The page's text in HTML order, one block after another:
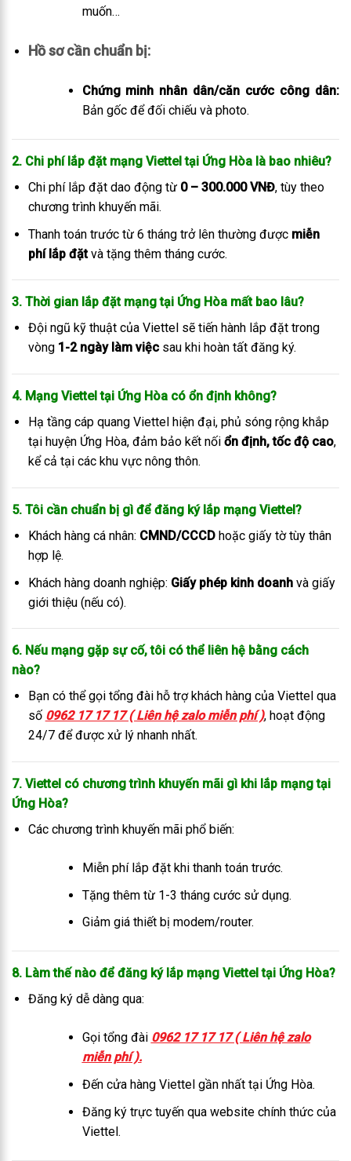
muốn…
Hồ sơ cần chuẩn bị:
Chứng minh nhân dân/căn cước công dân:
Bản gốc để đối chiếu và photo.
2. Chi phí lắp đặt mạng Viettel tại Ứng Hòa là bao nhiêu?
Chi phí lắp đặt dao động từ 0 – 300.000 VNĐ, tùy theo
chương trình khuyến mãi.
Thanh toán trước từ 6 tháng trở lên thường được miễn
phí lắp đặtvà tặng thêm tháng cước.
3. Thời gian lắp đặt mạng tại Ứng Hòa mất bao lâu?
Đội ngũ kỹ thuật của Viettel sẽ tiến hành lắp đặt trong
vòng 1-2 ngày làm việcsau khi hoàn tất đăng ký.
4. Mạng Viettel tại Ứng Hòa có ổn định không?
Hạ tầng cáp quang Viettel hiện đại, phủ sóng rộng khắp
tại huyện Ứng Hòa, đảm bảo kết nối ổn định, tốc độ cao,
kể cả tại các khu vực nông thôn.
5. Tôi cần chuẩn bị gì để đăng ký lắp mạng Viettel?
Khách hàng cá nhân: CMND/CCCDhoặc giấy tờ tùy thân
hợp lệ.
Khách hàng doanh nghiệp: Giấy phép kinh doanhvà giấy
giới thiệu (nếu có).
6. Nếu mạng gặp sự cố, tôi có thể liên hệ bằng cách
nào?
Bạn có thể gọi tổng đài hỗ trợ khách hàng của Viettel qua
số 0962 17 17 17 ( Liên hệ zalo miễn phí ), hoạt động
24/7 để được xử lý nhanh nhất.
7. Viettel có chương trình khuyến mãi gì khi lắp mạng tại
Ứng Hòa?
Các chương trình khuyến mãi phổ biến:
Miễn phí lắp đặt khi thanh toán trước.
Tặng thêm từ 1-3 tháng cước sử dụng.
Giảm giá thiết bị modem/router.
8. Làm thế nào để đăng ký lắp mạng Viettel tại Ứng Hòa?
Đăng ký dễ dàng qua:
Gọi tổng đài 0962 17 17 17 ( Liên hệ zalo
miễn phí ).
Đến cửa hàng Viettel gần nhất tại Ứng Hòa.
Đăng ký trực tuyến qua website chính thức của
Viettel.